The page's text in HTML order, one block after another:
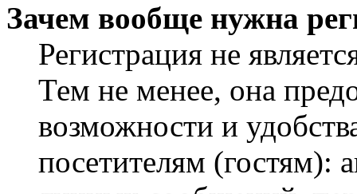
Зачем вообще нужна
Регистрация не
Тем не менее, она
возможности и
посетителям (гостям):